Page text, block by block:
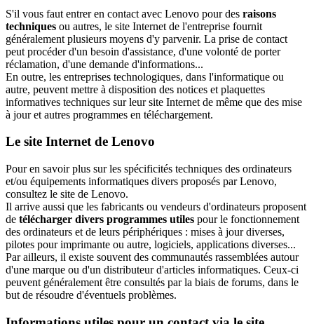
S'il vous faut entrer en contact avec Lenovo pour des raisons
techniques ou autres, le site Internet de l'entreprise fournit
généralement plusieurs moyens d'y parvenir. La prise de contact
peut procéder d'un besoin d'assistance, d'une volonté de porter
réclamation, d'une demande d'informations...
En outre, les entreprises technologiques, dans l'informatique ou
autre, peuvent mettre à disposition des notices et plaquettes
informatives techniques sur leur site Internet de même que des mise
à jour et autres programmes en téléchargement.
Le site Internet de Lenovo
Pour en savoir plus sur les spécificités techniques des ordinateurs
et/ou équipements informatiques divers proposés par Lenovo,
consultez le site de Lenovo.
Il arrive aussi que les fabricants ou vendeurs d'ordinateurs proposent
de télécharger divers programmes utiles pour le fonctionnement
des ordinateurs et de leurs périphériques : mises à jour diverses,
pilotes pour imprimante ou autre, logiciels, applications diverses...
Par ailleurs, il existe souvent des communautés rassemblées autour
d'une marque ou d'un distributeur d'articles informatiques. Ceux-ci
peuvent généralement être consultés par la biais de forums, dans le
but de résoudre d'éventuels problèmes.